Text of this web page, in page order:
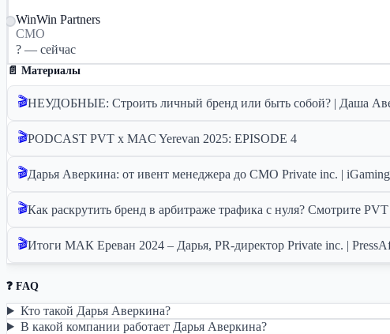
WinWin Partners
СМО
? — сейчас
📄 Материалы
🎬НЕУДОБНЫЕ: Строить личный бренд или быть собой? | Даша
🎬PODCAST PVT х MAC Yerevan 2025: EPISODE 4
🎬Дарья Аверкина: от ивент менеджера до CMO Private inc. |
🎬Как раскрутить бренд в арбитраже трафика с нуля? Смотрите
🎬Итоги МАК Ереван 2024 – Дарья, PR-директор Private inc. |
❓ FAQ
Кто такой Дарья Аверкина?
В какой компании работает Дарья Аверкина?